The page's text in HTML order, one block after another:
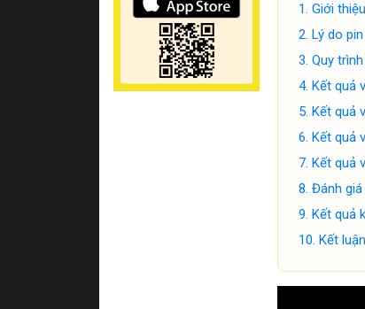
Giới thiệu
Lý do
Quy
Kết quả
Kết quả
Kết quả
Kết quả
Đánh
Kết quả
Kết